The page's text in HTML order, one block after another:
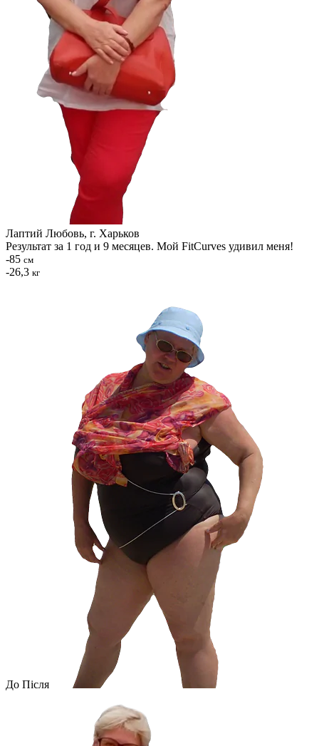
Лаптий Любовь, г. Харьков
Результат за 1 год и 9 месяцев. Мой FitCurves удивил меня!
-85 см
-26,3 кг
До Після